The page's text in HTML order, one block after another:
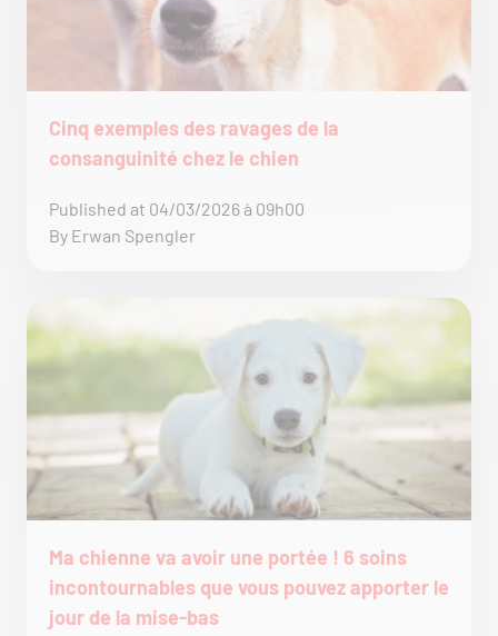
Cinq exemples des ravages de la
consanguinité chez le chien
Published at 04/03/2026 à 09h00
By Erwan Spengler
Ma chienne va avoir une portée ! 6 soins
incontournables que vous pouvez apporter le
jour de la mise-bas